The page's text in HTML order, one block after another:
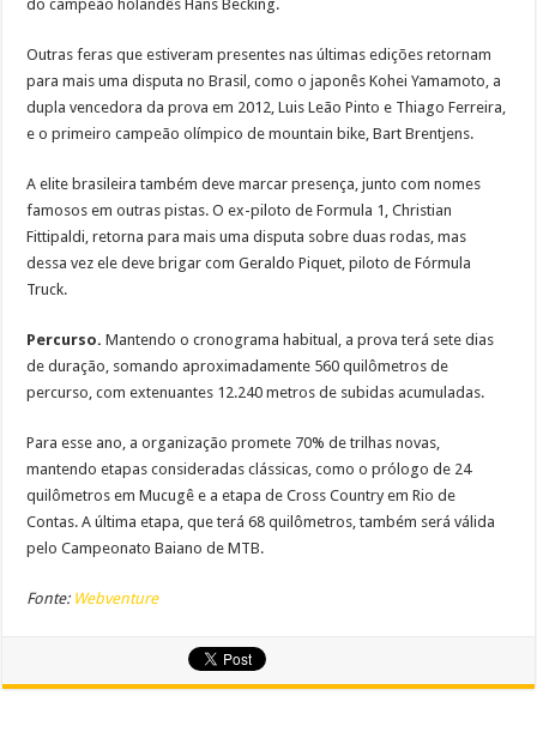
do campeão holandês Hans Becking.
Outras feras que estiveram presentes nas últimas edições retornam
para mais uma disputa no Brasil, como o japonês Kohei Yamamoto, a
dupla vencedora da prova em 2012, Luis Leão Pinto e Thiago Ferreira,
e o primeiro campeão olímpico de mountain bike, Bart Brentjens.
A elite brasileira também deve marcar presença, junto com nomes
famosos em outras pistas. O ex-piloto de Formula 1, Christian
Fittipaldi, retorna para mais uma disputa sobre duas rodas, mas
dessa vez ele deve brigar com Geraldo Piquet, piloto de Fórmula
Truck.
Percurso. Mantendo o cronograma habitual, a prova terá sete dias
de duração, somando aproximadamente 560 quilômetros de
percurso, com extenuantes 12.240 metros de subidas acumuladas.
Para esse ano, a organização promete 70% de trilhas novas,
mantendo etapas consideradas clássicas, como o prólogo de 24
quilômetros em Mucugê e a etapa de Cross Country em Rio de
Contas. A última etapa, que terá 68 quilômetros, também será válida
pelo Campeonato Baiano de MTB.
Fonte: Webventure